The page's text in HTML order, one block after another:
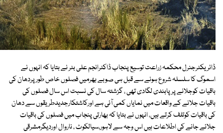
ڈائریکٹرجنرل محکمہ زراعت توسیع پنجاب ڈاکٹرانجم علی بٹر نے بتایا کہ انہوں نے
اسموگ کا سلسلہ شروع ہونے سے قبل ہی صوبے بھرمیں فصلوں خاص طورپردھان کی
باقیات کوجلانے پرپابندی لگادی تھی ، گزشتہ سال کی نسبت اس سال فصلوں کی
باقیات جلانے کے واقعات میں نمایاں کمی آئی ہے اورکاشتکارجدیدطریقوں سے دھان
کی باقیات کوتلف کرتے ہیں، انہوں نے بتایا کہ بھارتی پنجاب میں فصلوں کی باقیات
جلائے جانے کی اطلاعات ہیں اس وجہ سے لاہور،سیالکوٹ ، ناروال اوردیگرمشرقی